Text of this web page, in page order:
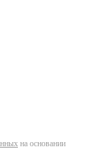
на основании